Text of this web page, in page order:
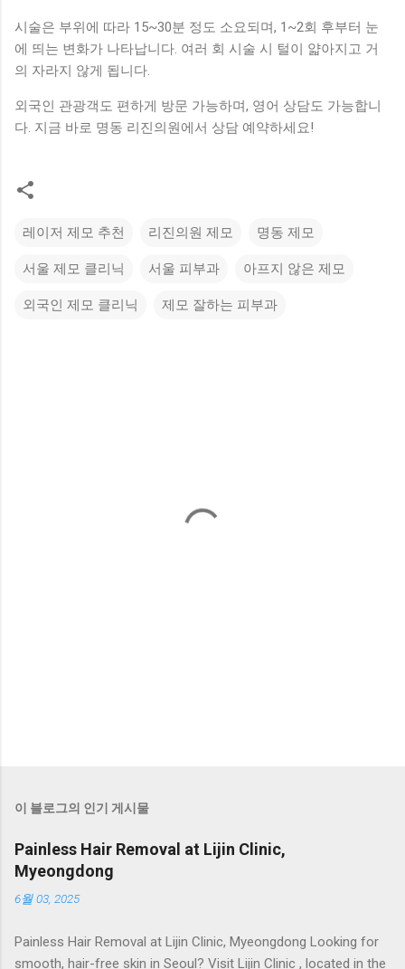
시술은 부위에 따라 15~30분 정도 소요되며, 1~2회 후부터 눈
에 띄는 변화가 나타납니다. 여러 회 시술 시 털이 얇아지고 거
의 자라지 않게 됩니다.
외국인 관광객도 편하게 방문 가능하며, 영어 상담도 가능합니
다. 지금 바로 명동 리진의원에서 상담 예약하세요!
레이저 제모 추천 리진의원 제모 명동 제모
서울 제모 클리닉 서울 피부과 아프지 않은 제모
외국인 제모 클리닉 제모 잘하는 피부과
이 블로그의 인기 게시물
Painless Hair Removal at Lijin Clinic,
Myeongdong
6월 03, 2025
Painless Hair Removal at Lijin Clinic, Myeongdong Looking for
smooth, hair-free skin in Seoul? Visit Lijin Clinic , located in the